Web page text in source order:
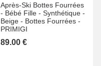
Après-Ski Bottes Fourrées
- Bébé Fille - Synthétique -
Beige - Bottes Fourrées -
PRIMIGI
89.00 €